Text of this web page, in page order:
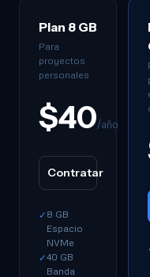
Plan 8 GB
Para
proyectos
personales
$40/año
Contratar
✓ 8 GB
Espacio
NVMe
✓40 GB
Banda